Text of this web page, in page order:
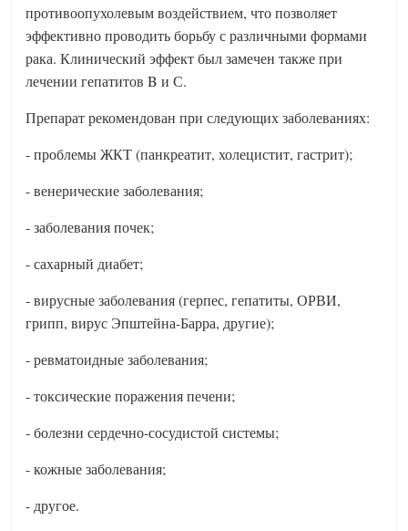
противоопухолевым воздействием, что позволяет
эффективно проводить борьбу с различными формами
рака. Клинический эффект был замечен также при
лечении гепатитов B и С.
Препарат рекомендован при следующих заболеваниях:
- проблемы ЖКТ (панкреатит, холецистит, гастрит);
- венерические заболевания;
- заболевания почек;
- сахарный диабет;
- вирусные заболевания (герпес, гепатиты, ОРВИ,
грипп, вирус Эпштейна-Барра, другие);
- ревматоидные заболевания;
- токсические поражения печени;
- болезни сердечно-сосудистой системы;
- кожные заболевания;
- другое.